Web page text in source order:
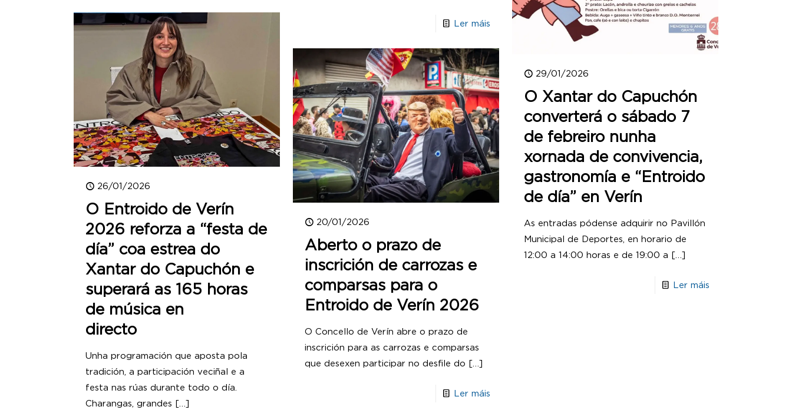
Ler máis
29/01/2026
O Xantar do Capuchón
converterá o sábado 7
de febreiro nunha
xornada de convivencia,
gastronomía e “Entroido
de día” en Verín
As entradas pódense adquirir no Pavillón
Municipal de Deportes, en horario de
12:00 a 14:00 horas e de 19:00 a […]
Ler máis
26/01/2026
O Entroido de Verín
2026 reforza a “festa de
día” coa estrea do
Xantar do Capuchón e
superará as 165 horas
de música en
directo
Unha programación que aposta pola
tradición, a participación veciñal e a
festa nas rúas durante todo o día.
Charangas, grandes […]
20/01/2026
Aberto o prazo de
inscrición de carrozas e
comparsas para o
Entroido de Verín 2026
O Concello de Verín abre o prazo de
inscrición para as carrozas e comparsas
que desexen participar no desfile do […]
Ler máis